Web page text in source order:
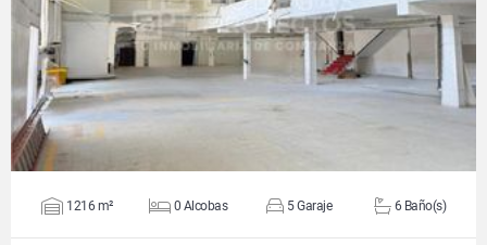
VER DETALLES
1216 m² 0 Alcobas 5 Garaje 6 Baño(s)